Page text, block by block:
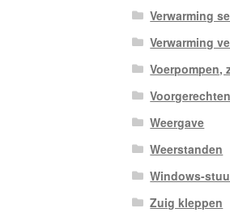
Verwarming
Verwarming
Voerpompen,
Voorgerechten
Weergave
Weerstanden
Windows-
Zuig kleppen